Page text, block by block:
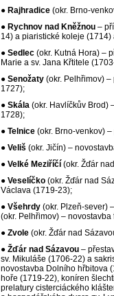
● Rajhradice (okr. Brno-
● Rychnov nad Kněžnou –
14) a piaristické koleje
● Sedlec (okr. Kutná Hora) –
Marie a sv. Jana Křtitele
● Senožaty (okr. Pelhřimov)
1727);
● Skála (okr. Havlíčkův Brod)
1728);
● Telnice (okr. Brno-venkov)
● Veliš (okr. Jičín) –
● Velké Meziříčí (okr. Žďár
● Veselíčko (okr. Žďár nad
Václava (1719-23);
● Všehrdy (okr. Plzeň-sever)
(okr. Pelhřimov) –
● Zvole (okr. Žďár nad
● Žďár nad Sázavou –
sv. Mikuláše (1706-22) a
novostavba Dolního hřbitova
hoře (1719-22), koníren
prelatury cisterciáckého